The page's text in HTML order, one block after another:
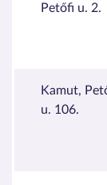
Petőfi u. 2.
Kamut,
u. 106.